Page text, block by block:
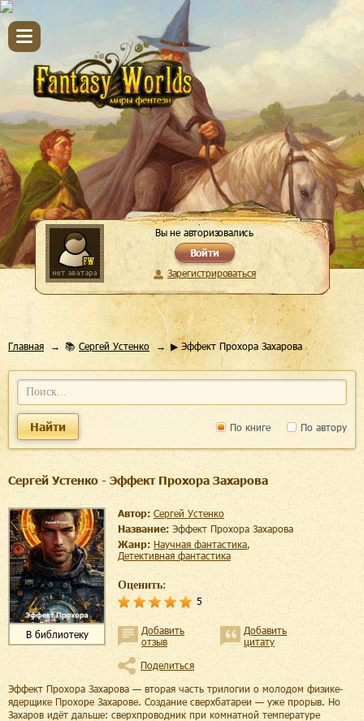
Вы не авторизовались
Войти
Зарегистрироваться
Главная 📚 Сергей Устенко ▶ Эффект Прохора Захарова
По книге По автору
Найти
Сергей Устенко - Эффект Прохора Захарова
В библиотеку
Автор: Сергей Устенко
Название: Эффект Прохора Захарова
Жанр:
научная фантастика,
детективная фантастика
Оценить:
5
Добавить
отзыв
Добавить
цитату
Поделиться
Эффект Прохора Захарова — вторая часть трилогии о молодом физике-
ядерщике Прохоре Захарове. Создание сверхбатареи — уже прорыв. Но
Захаров идёт дальше: сверхпроводник при комнатной температуре